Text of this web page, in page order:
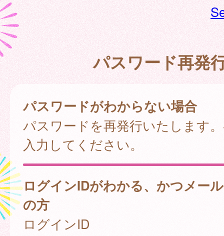
パスワード再発
パスワードがわからない場合
パスワードを再発行いたします
入力してください。
ログインIDがわかる、かつメー
の方
ログインID